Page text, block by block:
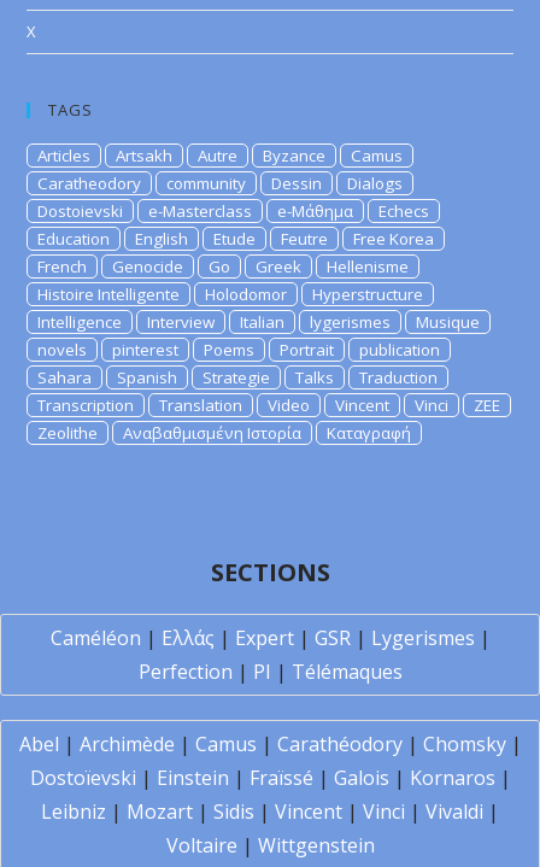
X
TAGS
Articles Artsakh Autre Byzance
Camus
Caratheodory
community Dessin
Dialogs
Dostoievski
e-Masterclass e-Μάθημα
Echecs
Education
English Etude Feutre
Free Korea
French
Genocide Go Greek
Hellenisme
Histoire Intelligente
Holodomor
Hyperstructure
Intelligence
Interview Italian lygerismes
Musique
novels
pinterest Poems Portrait
publication
Sahara
Spanish Strategie Talks
Traduction
Transcription
Translation Video Vincent Vinci
ZEE
Zeolithe
Αναβαθμισμένη Ιστορία Καταγραφή
SECTIONS
Caméléon | Ελλάς | Expert| GSR| Lygerismes |
Perfection | PI | Télémaques
Abel | Archimède | Camus | Carathéodory| Chomsky|
Dostoïevski | Einstein | Fraïssé | Galois | Kornaros |
Leibniz | Mozart | Sidis | Vincent | Vinci | Vivaldi |
Voltaire | Wittgenstein